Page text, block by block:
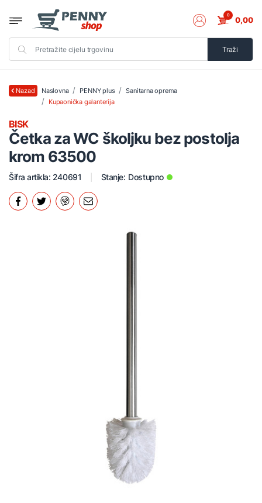
Traži
0 0,00
Nazad Naslovna PENNY plus
Sanitarna oprema
Kupaonička galanterija
Četka za WC školjku bez postolja
krom 63500
BISK
Šifra artikla: 240691 Stanje: Dostupno